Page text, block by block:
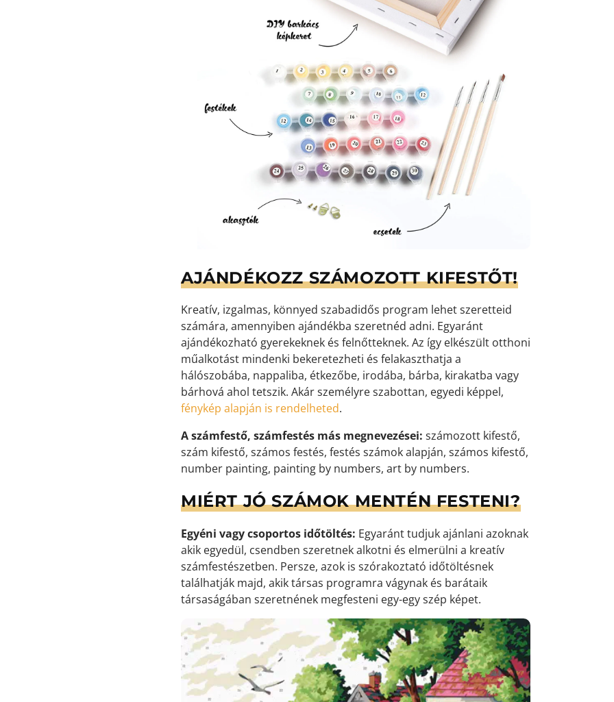
AJÁNDÉKOZZ SZÁMOZOTT KIFESTŐT!
Kreatív, izgalmas, könnyed szabadidős program lehet szeretteid
számára, amennyiben ajándékba szeretnéd adni. Egyaránt
ajándékozható gyerekeknek és felnőtteknek. Az így elkészült otthoni
műalkotást mindenki bekeretezheti és felakaszthatja a
hálószobába, nappaliba, étkezőbe, irodába, bárba, kirakatba vagy
bárhová ahol tetszik. Akár személyre szabottan, egyedi képpel,
fénykép alapján is rendelheted.
A számfestő, számfestés más megnevezései: számozott kifestő,
szám kifestő, számos festés, festés számok alapján, számos kifestő,
number painting, painting by numbers, art by numbers.
MIÉRT JÓ SZÁMOK MENTÉN FESTENI?
Egyéni vagy csoportos időtöltés: Egyaránt tudjuk ajánlani azoknak
akik egyedül, csendben szeretnek alkotni és elmerülni a kreatív
számfestészetben. Persze, azok is szórakoztató időtöltésnek
találhatják majd, akik társas programra vágynak és barátaik
társaságában szeretnének megfesteni egy-egy szép képet.